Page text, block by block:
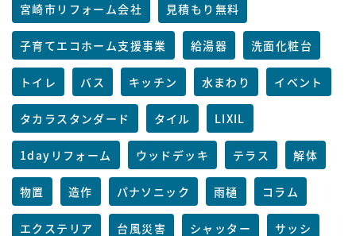
宮崎市リフォーム会社 見積もり無料
子育てエコホーム支援事業 給湯器 洗面化粧台
トイレ バス キッチン 水まわり イベント
タカラスタンダード タイル LIXIL
1dayリフォーム ウッドデッキ テラス 解体
物置 造作 パナソニック 雨樋 コラム
エクステリア 台風災害 シャッター サッシ